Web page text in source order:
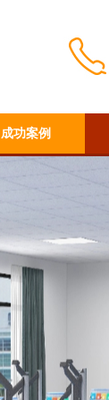
成功案例